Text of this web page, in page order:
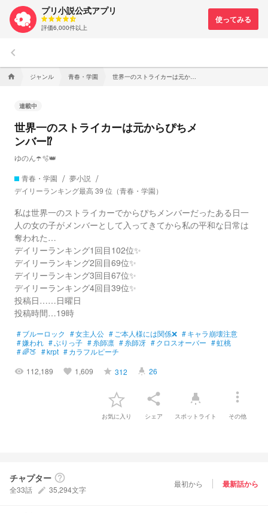
プリ小説公式アプリ
評価6,000件以上
keyboard_arrow_left
home ジャンル 青春・学園
連載中
世界一のストライカーは元からぴちメ
ンバー⁉️
ゆのん☂️🫧👑
青春・学園
夢小説
デイリーランキング最高 39 位（青春・学園）
私は世界一のストライカーでからぴちメンバーだったある日一
人の女の子がメンバーとして入ってきてから私の平和な日常は
奪われた…
デイリーランキング1回目102位✨
デイリーランキング2回目69位✨
デイリーランキング3回目67位✨
デイリーランキング4回目39位✨
投稿日……日曜日
投稿時間…19時
#ブルーロック #女主人公 # ご本人様には関係❌ #キャラ崩壊注意
#嫌われ #ぶりっ子 #糸師凛 #糸師冴 #クロスオーバー #虹桃
#🌈🍑 #krpt #カラフルピーチ
visibility 112,189 favorite 1,609 grade 312 highlight 26
お気に入り
share
シェア
highlight
スポットライト
more_vert
その他
チャプター help_outline
全33話 create 35,294文字
最初から 最新話から